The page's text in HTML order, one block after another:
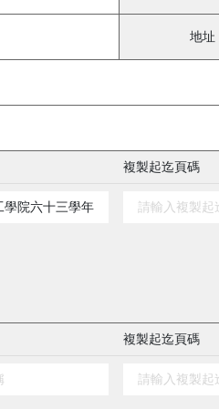
地址
複製起迄頁碼
複製起迄頁碼